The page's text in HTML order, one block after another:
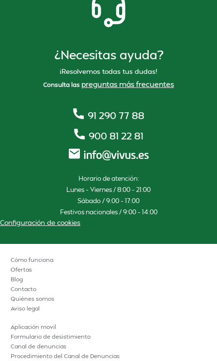
¿Necesitas ayuda?
¡Resolvemos todas tus dudas!
Consulta las preguntas más frecuentes
91 290 77 88
900 81 22 81
Horario de atención:
Lunes – Viernes / 8:00 – 21:00
Sábado / 9:00 – 17:00
Festivos nacionales / 9:00 – 14:00
Configuración de cookies
Cómo funciona
Ofertas
Blog
Contacto
Quiénes somos
Aviso legal
Aplicación movil
Formulario de desistimiento
Canal de denuncias
Procedimiento del Canal de Denuncias